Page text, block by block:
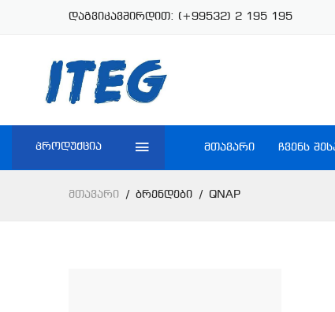
დაგვიკავშირდით: (+99532) 2 195 195
პროდუქცია ᲛᲗᲐᲕᲐᲠᲘ ᲩᲕᲔᲜᲡ
Მთავარი Ბრენდები QNAP